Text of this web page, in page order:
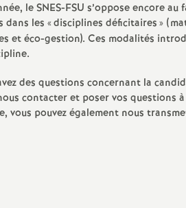
leSNES-FSU s’oppose encore
dans les «disciplines déficitaires»
et éco-gestion). Ces modalités
des questions concernant la
contacter et poser vos questions
vous pouvez également nous